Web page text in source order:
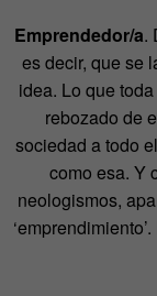
Emprendedor/a.
es decir, que se
idea. Lo que
rebozado de
sociedad a todo
como esa. Y
neologismos,